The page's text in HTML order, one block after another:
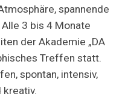
spannende
3 bis 4 Monate
der Akademie „DA
Treffen statt.
spontan, intensiv,
kreativ.